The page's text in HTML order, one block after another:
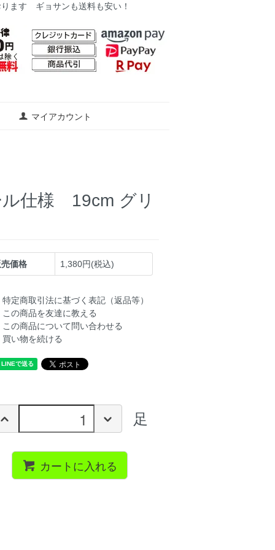
ます ギョサンも送料も安い！
マイアカウント
仕様 19cm グリ
価格 1,380円(税込)
特定商取引法に基づく表記（返品等）
この商品を友達に教える
この商品について問い合わせる
買い物を続ける
足
カートに入れる